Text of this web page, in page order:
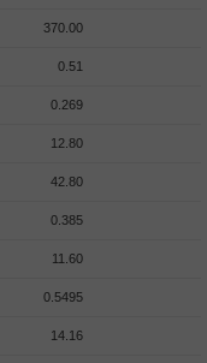
370.00
0.51
0.269
12.80
42.80
0.385
11.60
0.5495
14.16